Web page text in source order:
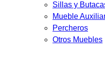
Sillas y
Mueble
Percheros
Otros Muebles